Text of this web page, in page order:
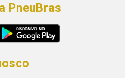
PneuBras